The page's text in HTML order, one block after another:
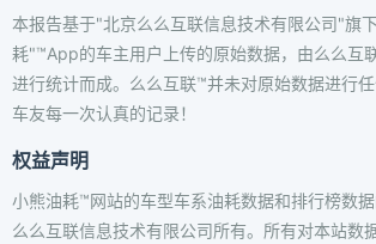
本报告基于"北京么么互联信息技术有限公司"旗
耗"™App的车主用户上传的原始数据，由么么互
进行统计而成。么么互联™并未对原始数据进行
车友每一次认真的记录！
权益声明
小熊油耗™网站的车型车系油耗数据和排行榜数
么么互联信息技术有限公司所有。所有对本站数